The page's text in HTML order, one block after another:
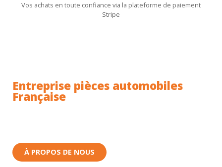
Vos achats en toute confiance via la plateforme de paiement
Stripe
Entreprise pièces automobiles
Française
À PROPOS DE NOUS